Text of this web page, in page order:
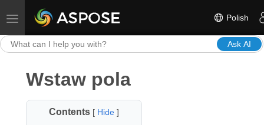
Toggle navigation Polish
Ask AI
Wstaw pola
Contents [ Hide]